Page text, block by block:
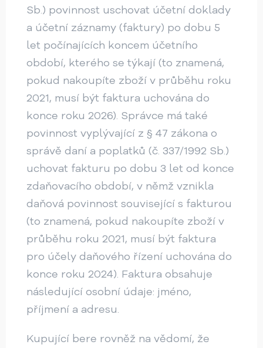
Sb.) povinnost uschovat účetní doklady
a účetní záznamy (faktury) po dobu 5
let počínajících koncem účetního
období, kterého se týkají (to znamená,
pokud nakoupíte zboží v průběhu roku
2021, musí být faktura uchována do
konce roku 2026). Správce má také
povinnost vyplývající z § 47 zákona o
správě daní a poplatků (č. 337/1992 Sb.)
uchovat fakturu po dobu 3 let od konce
zdaňovacího období, v němž vznikla
daňová povinnost související s fakturou
(to znamená, pokud nakoupíte zboží v
průběhu roku 2021, musí být faktura
pro účely daňového řízení uchována do
konce roku 2024). Faktura obsahuje
následující osobní údaje: jméno,
příjmení a adresu.
Kupující bere rovněž na vědomí, že